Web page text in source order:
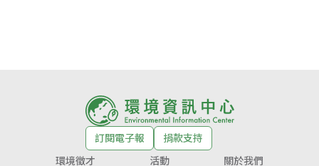
訂閱電子報
捐款支持
環境徵才
活動
關於我們